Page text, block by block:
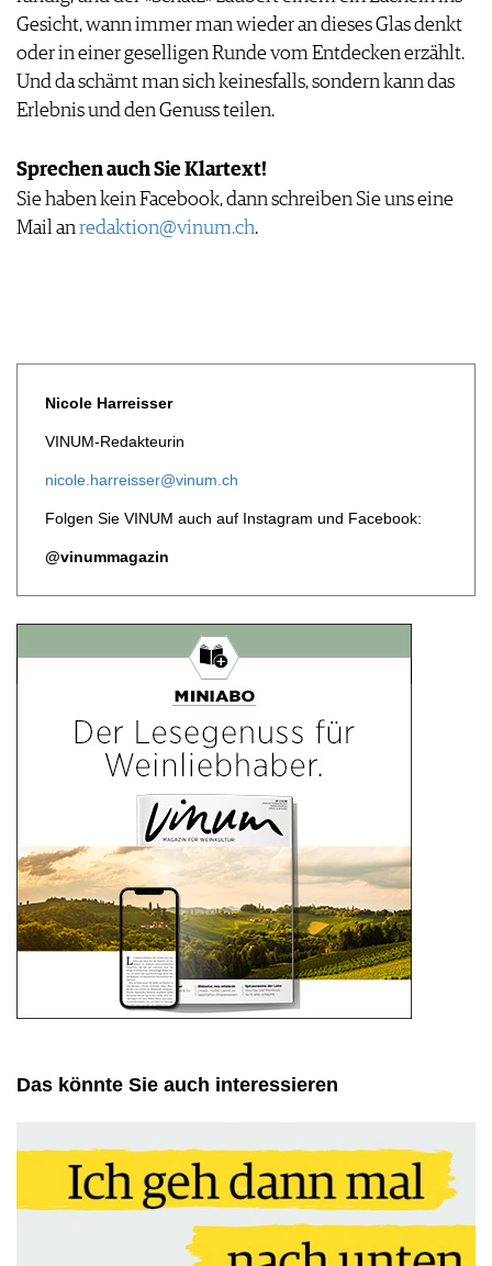
Gesicht, wann immer man wieder an dieses Glas denkt
oder in einer geselligen Runde vom Entdecken erzählt.
Und da schämt man sich keinesfalls, sondern kann das
Erlebnis und den Genuss teilen.
Sprechen auch Sie Klartext!
Sie haben kein Facebook, dann schreiben Sie uns eine
Mail anredaktion@vinum.ch.
Nicole Harreisser
VINUM-Redakteurin
nicole.harreisser@vinum.ch
Folgen Sie VINUM auch auf Instagram und Facebook:
@vinummagazin
Das könnte Sie auch interessieren